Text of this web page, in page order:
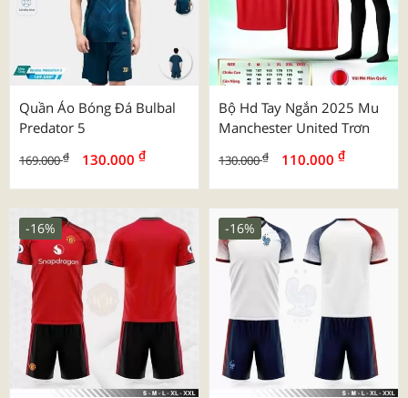
Quần Áo Bóng Đá Bulbal
Predator 5
169.000₫ 130.000 ₫
Bộ Hd Tay Ngắn 2025 Mu
Manchester United Trơn
130.000₫ 110.000 ₫
-16% -16%